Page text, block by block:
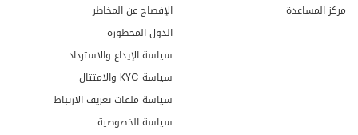
مركز المساعدة
الإفصاح عن المخاطر
الدول المحظورة
سياسة الإيداع والاسترداد
سياسة KYC والامتثال
سياسة ملفات تعريف الارتباط
سياسة الخصوصية